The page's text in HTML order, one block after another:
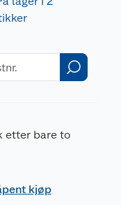
etter bare to
kjøp